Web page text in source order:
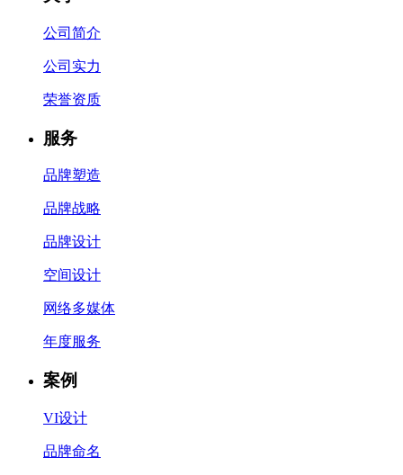
公司简介
公司实力
荣誉资质
服务
品牌塑造
品牌战略
品牌设计
空间设计
网络多媒体
年度服务
案例
VI设计
品牌命名